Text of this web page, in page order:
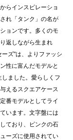
中文
어
らインスピレーショ
れ「タンク」の名が
ョンです。多くのモ
返しながら生まれ
ズ"は、よりファッシ
性に富んだモデルと
ました。愛らしくフ
えるスクエアケース
番モデルとしてライ
います。文字盤には
ており、ピンクの石
ーズに使用されてい